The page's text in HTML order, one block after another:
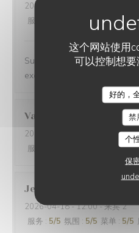
这个网站使用
可以控制想要
好的，
禁
个
保
2026-04-25
服务
/5 菜单:5 /5
Super accueil et expérience
excellents et délicieux.
Valérie
2026-04-23
- 12:00 - 来宾 2
服务
:5/5
Jean-Noël
2026-04-18- 12:00 - 来宾 2
服务 : 5/5 氛围 : 5/5 菜单 : 5/5
LE